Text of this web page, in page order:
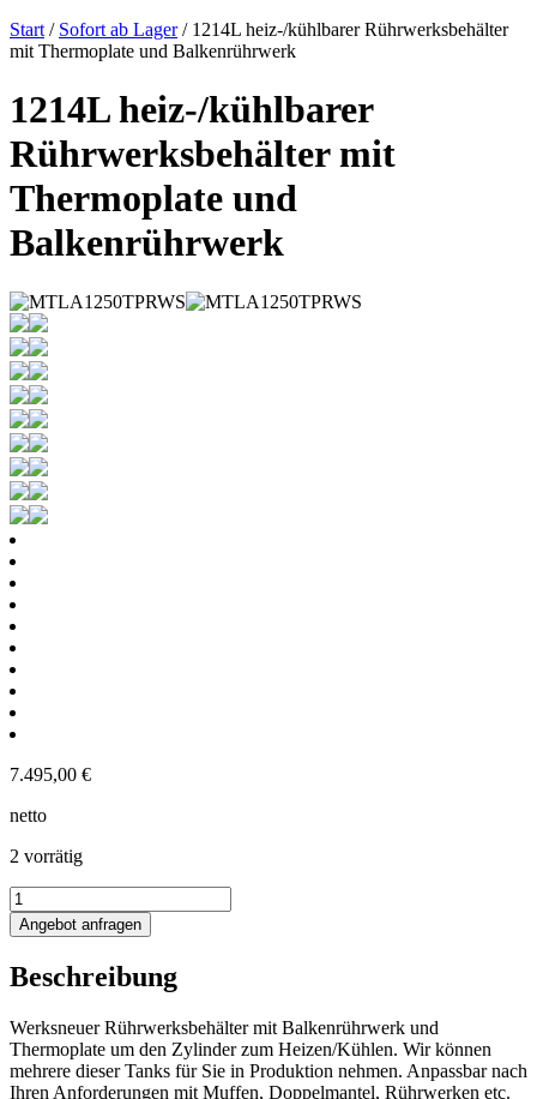
Start / Sofort ab Lager/ 1214L heiz-/kühlbarer Rührwerksbehälter
mit Thermoplate und Balkenrührwerk
1214L heiz-/kühlbarer
Rührwerksbehälter mit
Thermoplate und
Balkenrührwerk
7.495,00 €
netto
2 vorrätig
1214L
heiz-/kühlbarer
Rührwerksbehälter
Thermoplate
Balkenrührwerk
Menge
Angebot anfragen
Beschreibung
Werksneuer Rührwerksbehälter mit Balkenrührwerk und
Thermoplate um den Zylinder zum Heizen/Kühlen. Wir können
mehrere dieser Tanks für Sie in Produktion nehmen. Anpassbar nach
Ihren Anforderungen mit Muffen, Doppelmantel, Rührwerken etc.